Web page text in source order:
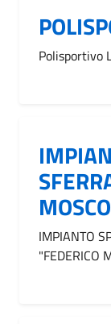
Polisportivo
IMPIANTO
"FEDERICO